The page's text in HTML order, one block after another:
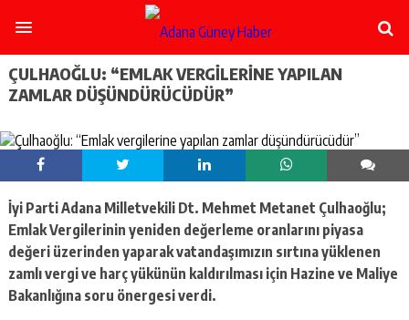
escort
ataşehir
escort
escort
-
ümraniye
escort
mecidiyeköy
escort
ÇULHAOĞLU: “EMLAK VERGILERINE YAPILAN
ZAMLAR DÜŞÜNDÜRÜCÜDÜR”
İyi Parti Adana Milletvekili Dt. Mehmet Metanet Çulhaoğlu;
Emlak Vergilerinin yeniden değerleme oranlarını piyasa
değeri üzerinden yaparak vatandaşımızın sırtına yüklenen
zamlı vergi ve harç yükünün kaldırılması için Hazine ve Maliye
Bakanlığına soru önergesi verdi.